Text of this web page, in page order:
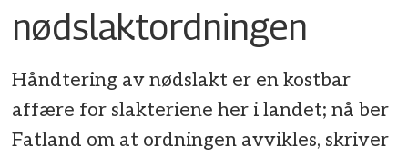
nødslaktordningen
Håndtering av nødslakt er en kostbar
affære for slakteriene her i landet; nå ber
Fatland om at ordningen avvikles, skriver